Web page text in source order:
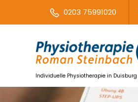
0203 75991020
Individuelle Physiotherapie in